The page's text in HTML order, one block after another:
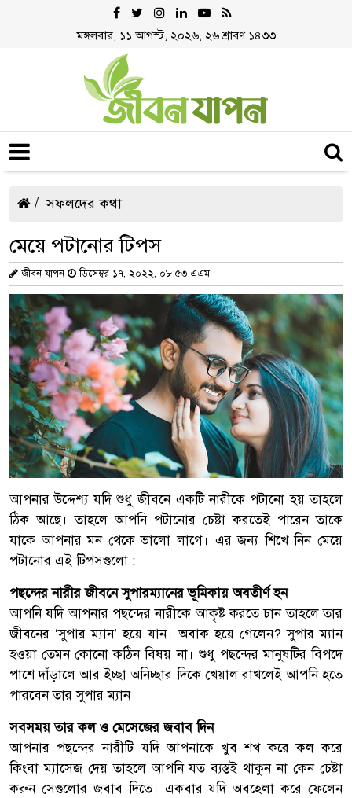
মঙ্গলবার, ১১ আগস্ট, ২০২৬, ২৬ শ্রাবণ ১৪৩৩
সফলদের কথা
মেয়ে পটানোর টিপস
জীবন যাপন ডিসেম্বর ১৭, ২০২২, ০৮:৫৩ এএম
আপনার উদ্দেশ্য যদি শুধু জীবনে একটি নারীকে পটানো হয় তাহলে
ঠিক আছে। তাহলে আপনি পটানোর চেষ্টা করতেই পারেন তাকে
যাকে আপনার মন থেকে ভালো লাগে। এর জন্য শিখে নিন মেয়ে
পটানোর এই টিপসগুলো :
পছন্দের নারীর জীবনে সুপারম্যানের ভূমিকায় অবতীর্ণ হন
আপনি যদি আপনার পছন্দের নারীকে আকৃষ্ট করতে চান তাহলে তার
জীবনের ‘সুপার ম্যান’ হয়ে যান। অবাক হয়ে গেলেন? সুপার ম্যান
হওয়া তেমন কোনো কঠিন বিষয় না। শুধু পছন্দের মানুষটির বিপদে
পাশে দাঁড়ালে আর ইচ্ছা অনিচ্ছার দিকে খেয়াল রাখলেই আপনি হতে
পারবেন তার সুপার ম্যান।
সবসময় তার কল ও মেসেজের জবাব দিন
আপনার পছন্দের নারীটি যদি আপনাকে খুব শখ করে কল করে
কিংবা ম্যাসেজ দেয় তাহলে আপনি যত ব্যস্তই থাকুন না কেন চেষ্টা
করুন সেগুলোর জবাব দিতে। একবার যদি অবহেলা করে ফেলেন